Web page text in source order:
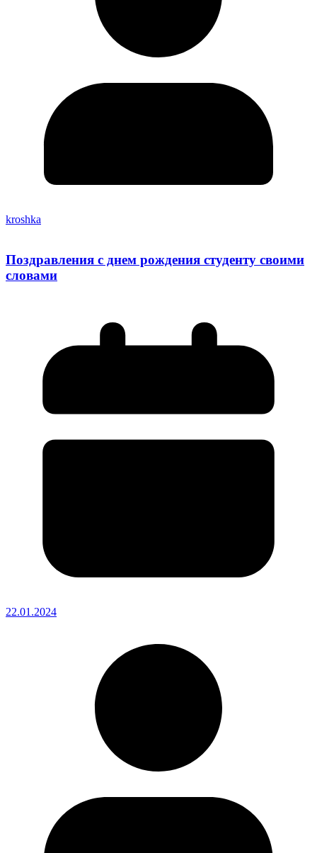
kroshka
Поздравления с днем рождения студенту своими
словами
22.01.2024